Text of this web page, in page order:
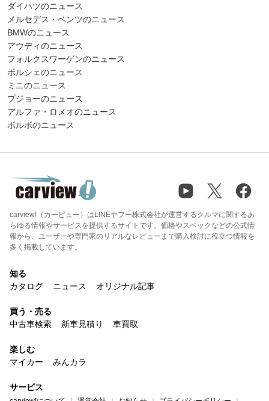
ダイハツのニュース
メルセデス・ベンツのニュース
BMWのニュース
アウディのニュース
フォルクスワーゲンのニュース
ポルシェのニュース
ミニのニュース
プジョーのニュース
アルファ・ロメオのニュース
ボルボのニュース
carview!（カービュー）はLINEヤフー株式会社が運営するクルマに関するあ
らゆる情報やサービスを提供するサイトです。価格やスペックなどの公式情
報から、ユーザーや専門家のリアルなレビューまで購入検討に役立つ情報を
多く掲載しています。
知る
カタログ
ニュース オリジナル記事
買う・売る
中古車検索
新車見積り 車買取
楽しむ
マイカー
みんカラ
サービス